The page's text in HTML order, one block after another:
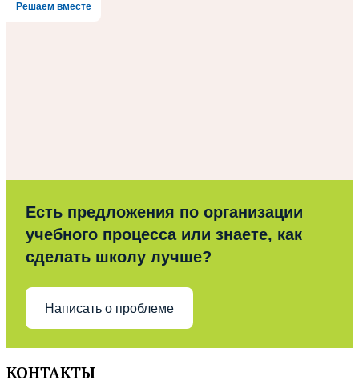
Решаем вместе
Есть предложения по организации
учебного процесса или знаете, как
сделать школу лучше?
Написать о проблеме
КОНТАКТЫ